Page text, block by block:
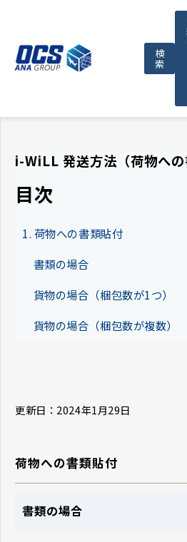
検
索
OCSが選ばれ
i-WiLL 発送方法（荷物への
目次
1. 荷物への書類貼付
書類の場合
貨物の場合（梱包数が1つ）
貨物の場合（梱包数が複数）
更新日：2024年1月29日
荷物への書類貼付
書類の場合